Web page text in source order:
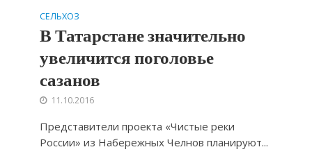
СЕЛЬХОЗ
В Татарстане значительно
увеличится поголовье
сазанов
11.10.2016
Представители проекта «Чистые реки
России» из Набережных Челнов планируют...